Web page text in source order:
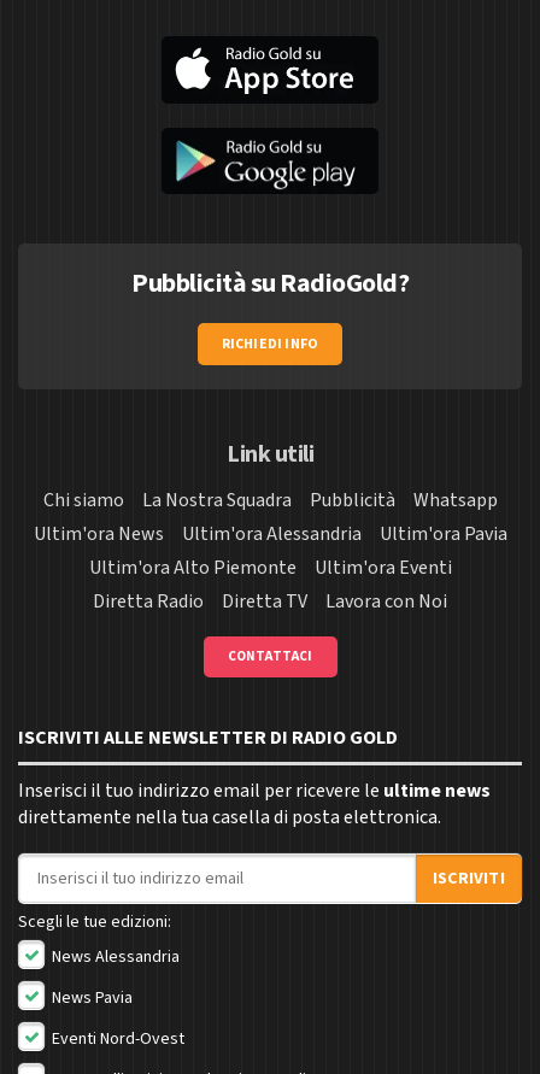
Pubblicità su RadioGold?
RICHIEDI INFO
Link utili
Chi siamo La Nostra Squadra Pubblicità
Whatsapp
Ultim'ora News
Ultim'ora Alessandria
Ultim'ora Pavia
Ultim'ora Alto Piemonte
Ultim'ora Eventi
Diretta Radio
Diretta TV Lavora con Noi
CONTATTACI
ISCRIVITI ALLE NEWSLETTER DI RADIO GOLD
Inserisci il tuo indirizzo email per ricevere le ultime news
direttamente nella tua casella di posta elettronica.
Indirizzo email
ISCRIVITI
Scegli le tue edizioni:
News Alessandria
News Pavia
Eventi Nord-Ovest